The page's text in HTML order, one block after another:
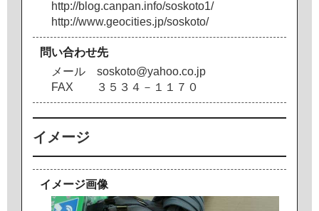
http://b og.canpan.info/soskoto1/
http://www.geocities.jp/soskoto/
問い合わせ先
メ ール soskoto@yahoo.co.jp
FAX ３ ５ ３ ４ － １ １ ７ ０
イメージ
イメージ画像